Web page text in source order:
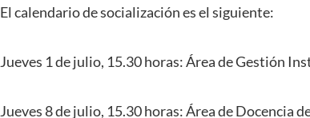
El calendario de socialización es el siguiente:
Jueves 1 de julio, 15.30 horas: Área de Gestión
Jueves 8 de julio, 15.30 horas: Área de Docencia